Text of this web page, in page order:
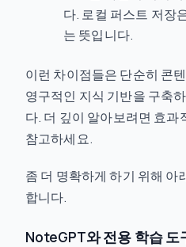
다. 로컬 퍼스트 저장
는 뜻입니다.
이런 차이점들은 단순히 콘
영구적인 지식 기반을 구축
다. 더 깊이 알아보려면 효과
참고하세요.
좀 더 명확하게 하기 위해 아
합니다.
NoteGPT와 전용 학습 도